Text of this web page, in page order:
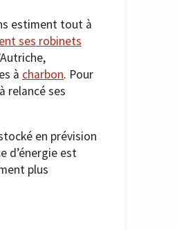
estiment tout à
ses robinets
à charbon. Pour
relancé ses
en prévision
d’énergie est
plus